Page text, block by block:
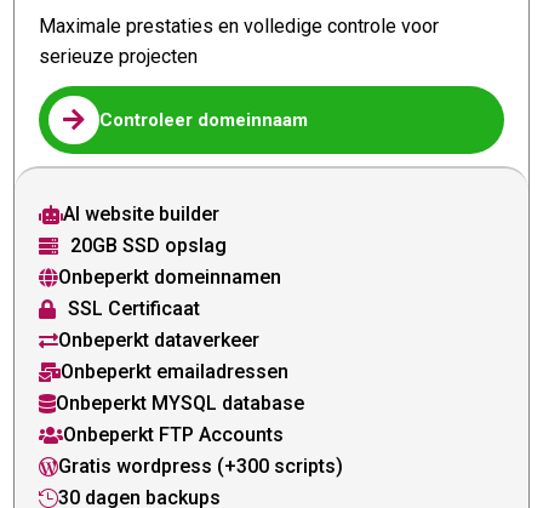
Maximale prestaties en volledige controle voor
serieuze projecten
 Controleer domeinnaam
AI website builder
 20GB SSD opslag
Onbeperkt domeinnamen
 SSL Certificaat
Onbeperkt dataverkeer
Onbeperkt emailadressen
Onbeperkt MYSQL database
Onbeperkt FTP Accounts
Gratis wordpress (+300 scripts)
30 dagen backups